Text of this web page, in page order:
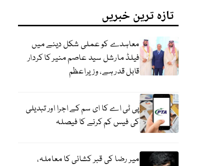
تازہ ترین خبریں
معاہدے کو عملی شکل دینے میں
فیلڈ مارشل سید عاصم منیر کا کردار
قابل قدر ہے، وزیراعظم
پی ٹی اے کا ای سم کے اجرا اور تبدیلی
کی فیس کم کرنے کا فیصلہ
میر رضا کی قبر کشائی کا معاملہ،